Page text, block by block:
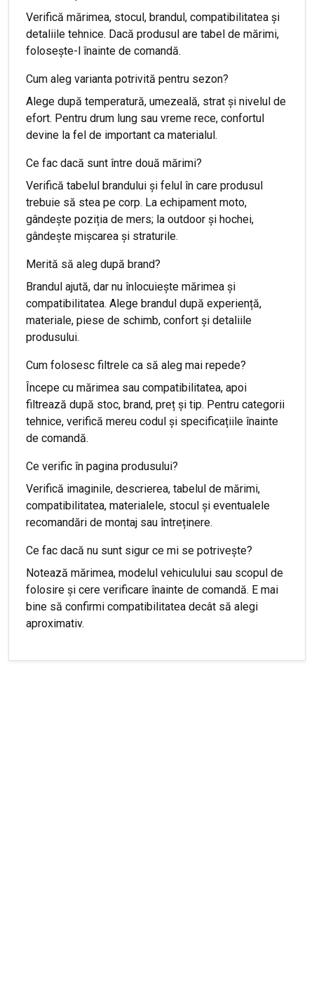
Verifică mărimea, stocul, brandul, compatibilitatea și
detaliile tehnice. Dacă produsul are tabel de mărimi,
folosește-l înainte de comandă.
Cum aleg varianta potrivită pentru sezon?
Alege după temperatură, umezeală, strat și nivelul de
efort. Pentru drum lung sau vreme rece, confortul
devine la fel de important ca materialul.
Ce fac dacă sunt între două mărimi?
Verifică tabelul brandului și felul în care produsul
trebuie să stea pe corp. La echipament moto,
gândește poziția de mers; la outdoor și hochei,
gândește mișcarea și straturile.
Merită să aleg după brand?
Brandul ajută, dar nu înlocuiește mărimea și
compatibilitatea. Alege brandul după experiență,
materiale, piese de schimb, confort și detaliile
produsului.
Cum folosesc filtrele ca să aleg mai repede?
Începe cu mărimea sau compatibilitatea, apoi
filtrează după stoc, brand, preț și tip. Pentru categorii
tehnice, verifică mereu codul și specificațiile înainte
de comandă.
Ce verific în pagina produsului?
Verifică imaginile, descrierea, tabelul de mărimi,
compatibilitatea, materialele, stocul și eventualele
recomandări de montaj sau întreținere.
Ce fac dacă nu sunt sigur ce mi se potrivește?
Notează mărimea, modelul vehiculului sau scopul de
folosire și cere verificare înainte de comandă. E mai
bine să confirmi compatibilitatea decât să alegi
aproximativ.